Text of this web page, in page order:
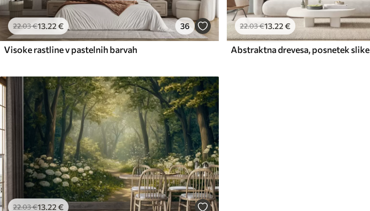
22.03€13 .22 € 36
Visoke rastline v pastelnih barvah
22.03€13 .22 €
Abstraktna drevesa, posnetek slike
22.03€13.22 €